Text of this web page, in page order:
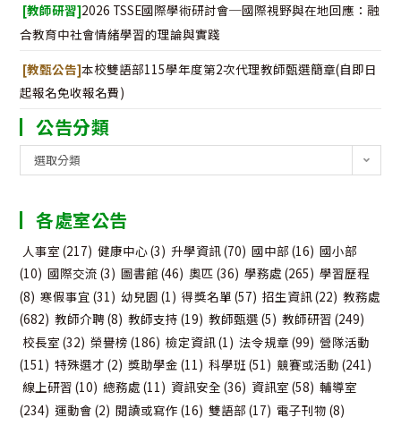
[教師研習]2026 TSSE國際學術研討會─國際視野與在地回應：融
合教育中社會情緒學習的理論與實踐
[教甄公告]本校雙語部115學年度第2次代理教師甄選簡章(自即日
起報名免收報名費)
公告分類
告
類
選取分類
各處室公告
人事室 (217) 健康中心(3) 升學資訊(70) 國中部 (16) 國小部
(10) 國際交流 (3) 圖書館 (46) 奧匹 (36) 學務處 (265) 學習歷程
(8) 寒假事宜 (31) 幼兒園 (1) 得獎名單 (57) 招生資訊(22) 教務處
(682) 教師介聘(8) 教師支持 (19) 教師甄選 (5) 教師研習 (249)
校長室 (32) 榮譽榜 (186) 檢定資訊(1) 法令規章 (99) 營隊活動
(151) 特殊選才 (2) 獎助學金 (11) 科學班(51) 競賽或活動 (241)
線上研習 (10) 總務處 (11) 資訊安全 (36) 資訊室 (58) 輔導室
(234) 運動會 (2) 閱讀或寫作 (16) 雙語部 (17) 電子刊物 (8)